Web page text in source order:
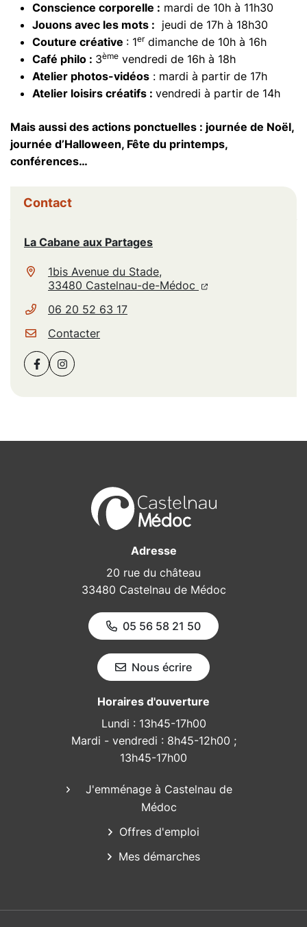
Conscience corporelle : mardi de 10h à 11h30
Jouons avec les mots : jeudi de 17h à 18h30
Couture créative : 1erdimanche de 10h à 16h
Café philo : 3ème vendredi de 16h à 18h
Atelier photos-vidéos : mardi à partir de 17h
Atelier loisirs créatifs : vendredi à partir de 14h
Mais aussi des actions ponctuelles : journée de Noël,
journée d’Halloween, Fête du printemps,
conférences…
Informations complémentaires
Contact
La Cabane aux Partages
1bis Avenue du Stade,
33480 Castelnau-de-Médoc (ouverture dans un
(ouverture dans
06 20 52 63 17
Contacter
Facebook
(ouverture dans un nouvel onglet)
Instagram
(ouverture dans un nouvel onglet)
Adresse
20 rue du château
33480 Castelnau de Médoc
05 56 58 21 50
Nous écrire
Horaires d'ouverture
Lundi : 13h45-17h00
Mardi - vendredi : 8h45-12h00 ;
13h45-17h00
J'emménage à Castelnau de
Médoc
Offres d'emploi
Mes démarches